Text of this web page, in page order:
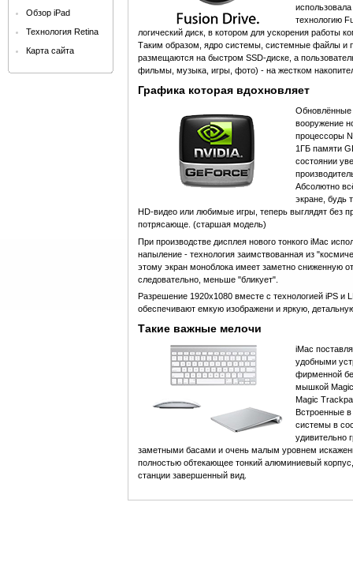
Обзор iPad
Технология Retina
Карта сайта
технологию
логический диск, в котором для ускорения работы
Таким образом, ядро системы, системные файлы и
размещаются на быстром SSD-диске, а
фильмы, музыка, игры, фото) - на жестком
Графика которая вдохновляет
Обновлённые
вооружение
процессоры
1ГБ памяти
состоянии
Абсолютно
экране, будь
HD-видео или любимые игры, теперь выглядят без
потрясающе. (старшая модель)
При производстве дисплея нового тонкого iMac
напыление - технология заимствованная из
этому экран моноблока имеет заметно сниженную
следовательно, меньше "бликует".
Разрешение 1920х1080 вместе с технологией iPS и
обеспечивают емкую изображени и яркую,
Такие важные мелочи
iMac
удобными
фирменной
мышкой
Magic
Встроенные в
системы в
удивительно
заметными басами и очень малым уровнем
полностью обтекающее тонкий алюминиевый
станции завершенный вид.